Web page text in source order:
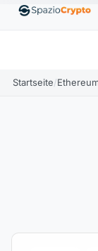
EthereumETH1.880,58
Startseite/